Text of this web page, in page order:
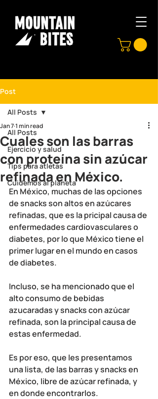
Post
All Posts
Ejercicio y salud
Tips para atletas
Cuidemos al planeta
All Posts
Cuales son las barras
con proteína sin azúcar
refinada en México.
Jan 71 min read
En México, muchas de las opciones
de snacks son altos en azúcares
refinadas, que es la pricipal causa de
enfermedades cardiovasculares o
diabetes, por lo que México tiene el
primer lugar en el mundo en casos
de diabetes.
Incluso, se ha mencionado que el
alto consumo de bebidas
azucaradas y snacks con azúcar
refinada, son la principal causa de
estas enfermedad.
Es por eso, que les presentamos
una lista, de las barras y snacks en
México, libre de azúcar refinada, y
en donde encontrarlos.